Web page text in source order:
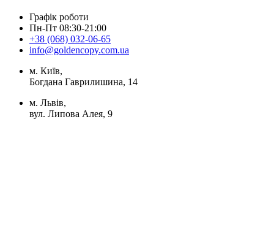
Графік роботи
Пн-Пт 08:30-21:00
+38 (068) 032-06-65
info@goldencopy.com.ua
м. Київ,
Богдана Гаврилишина, 14
м. Львів,
вул. Липова Алея, 9